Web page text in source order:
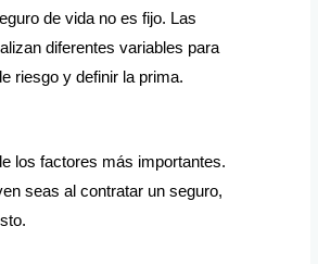
de vida no es fijo. Las
diferentes variables para
riesgo y definir la prima.
los factores más importantes.
seas al contratar un seguro,